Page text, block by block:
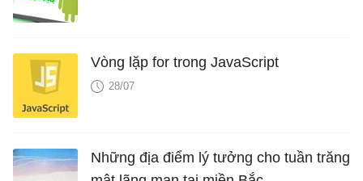
Vòng lặp for trong JavaScript
28/07
Những địa điểm lý tưởng cho tuần trăng